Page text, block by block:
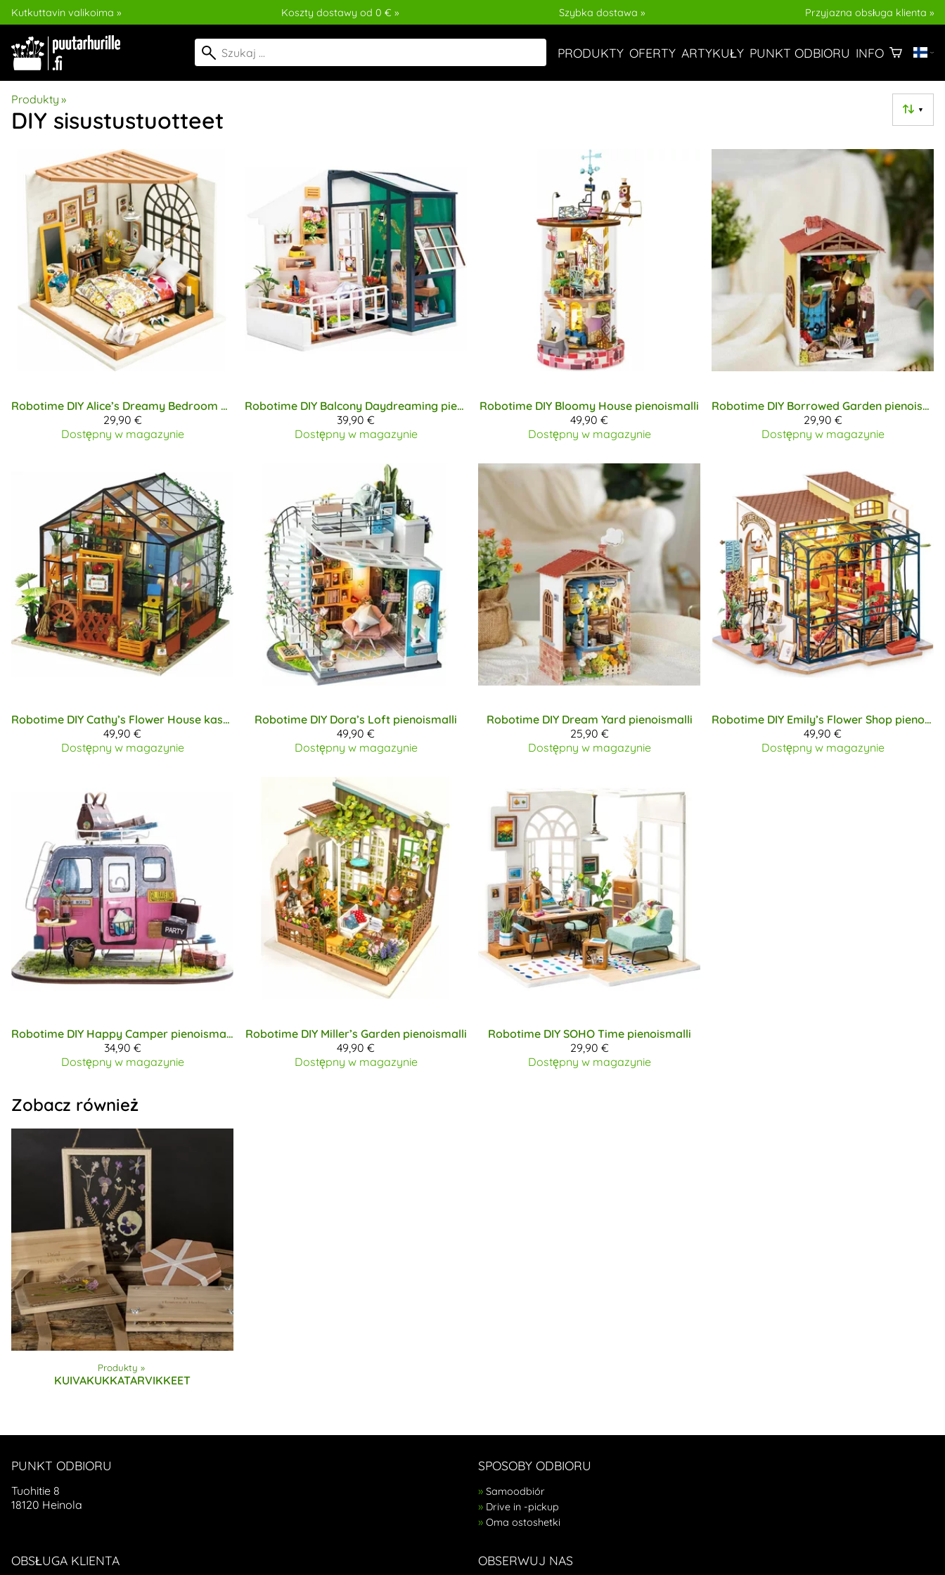
Kutkuttavin valikoima » Koszty dostawy od 0 € » Szybka dostawa » Przyjazna obsługa klienta »
PRODUKTY OFERTY ARTYKUŁY PUNKT ODBIORU INFO
Produkty ‪»
▼
DIY sisustustuotteet
Robotime DIY
Alice’s Dreamy Bedroom pienoismalli
29,90 €
Dostępny w magazynie
Robotime DIY
Balcony Daydreaming pienoismalli
39,90 €
Dostępny w magazynie
Robotime DIY Bloomy House pienoismalli
49,90 €
Dostępny w magazynie
Robotime DIY
Borrowed Garden pienoismalli
29,90 €
Dostępny w magazynie
Robotime DIY
Cathy’s Flower House kasvihuone pienoismalli
49,90 €
Dostępny w magazynie
Robotime DIY Dora’s Loft pienoismalli
49,90 €
Dostępny w magazynie
Robotime DIY Dream Yard pienoismalli
25,90 €
Dostępny w magazynie
Robotime DIY
Emily’s Flower Shop pienoismalli
49,90 €
Dostępny w magazynie
Robotime DIY
Happy Camper pienoismalli
34,90 €
Dostępny w magazynie
Robotime DIY Miller’s Garden pienoismalli
49,90 €
Dostępny w magazynie
Robotime DIY SOHO Time pienoismalli
29,90 €
Dostępny w magazynie
Zobacz również
Produkty ‪»
KUIVAKUKKATARVIKKEET
PUNKT ODBIORU
Tuohitie 8
18120 Heinola
SPOSOBY ODBIORU
Samoodbiór
Drive in -pickup
Oma ostoshetki
OBSŁUGA KLIENTA OBSERWUJ NAS